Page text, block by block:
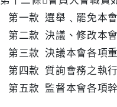
第一款 選舉﹑罷免本
第二款 決議、修改本
第三款 決議本會各項
第四款 質詢會務之執
第五款 監督本會各項